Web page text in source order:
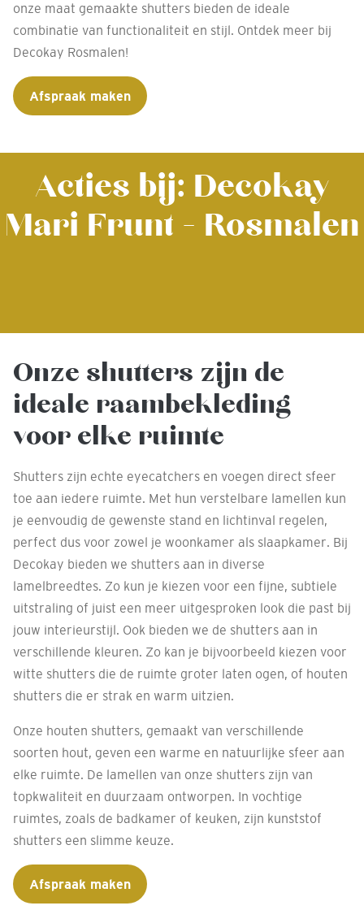
onze maat gemaakte shutters bieden de ideale
combinatie van functionaliteit en stijl. Ontdek meer bij
Decokay Rosmalen!
Afspraak maken
Acties bij: Decokay
Mari Frunt - Rosmalen
Onze shutters zijn de
ideale raambekleding
voor elke ruimte
Shutters zijn echte eyecatchers en voegen direct sfeer
toe aan iedere ruimte. Met hun verstelbare lamellen kun
je eenvoudig de gewenste stand en lichtinval regelen,
perfect dus voor zowel je woonkamer als slaapkamer. Bij
Decokay bieden we shutters aan in diverse
lamelbreedtes. Zo kun je kiezen voor een fijne, subtiele
uitstraling of juist een meer uitgesproken look die past bij
jouw interieurstijl. Ook bieden we de shutters aan in
verschillende kleuren. Zo kan je bijvoorbeeld kiezen voor
witte shutters die de ruimte groter laten ogen, of houten
shutters die er strak en warm uitzien.
Onze houten shutters, gemaakt van verschillende
soorten hout, geven een warme en natuurlijke sfeer aan
elke ruimte. De lamellen van onze shutters zijn van
topkwaliteit en duurzaam ontworpen. In vochtige
ruimtes, zoals de badkamer of keuken, zijn kunststof
shutters een slimme keuze.
Afspraak maken